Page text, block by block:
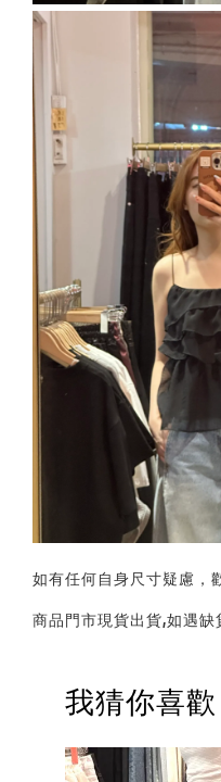
如有任何自身尺寸疑慮，
商品門市現貨出貨,如遇
我猜你喜歡